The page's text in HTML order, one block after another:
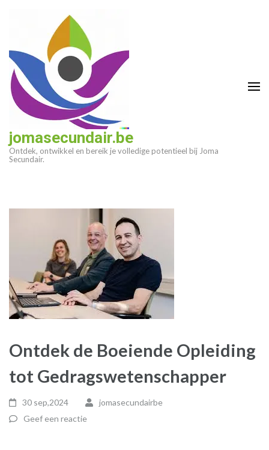
(druk
enter)
jomasecundair.be
Ontdek, ontwikkel en bereik je volledige potentieel bij Joma
Secundair.
Ontdek de Boeiende Opleiding
tot Gedragswetenschapper
30 sep,2024
jomasecundairbe
Geef een reactie